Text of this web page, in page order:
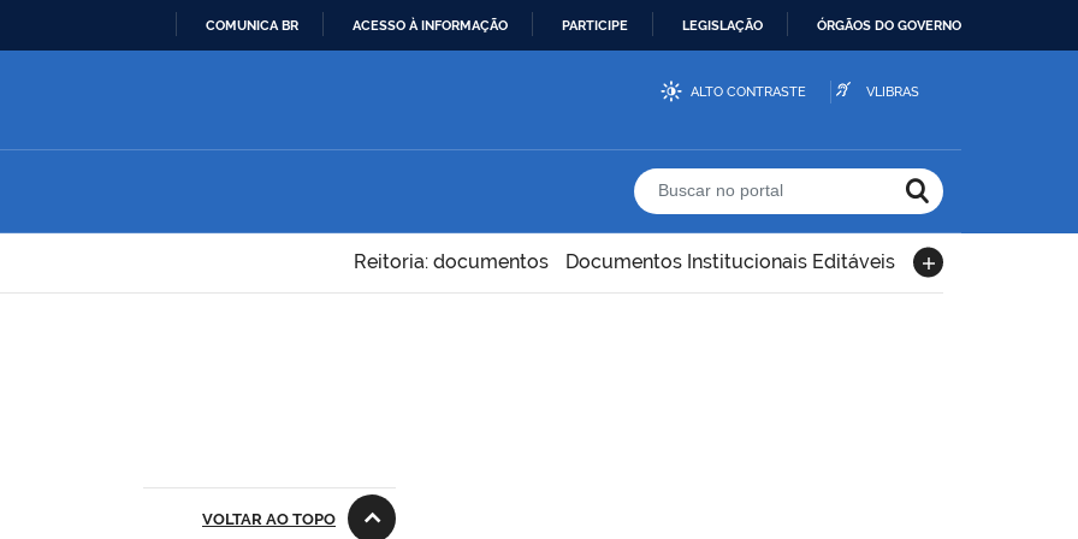
CONTEÚDO
COMUNICA BR ACESSO À INFORMAÇÃO PARTICIPE LEGISLAÇÃO ÓRGÃOS DO GOVERNO
ALTO CONTRASTE VLIBRAS
Buscar no portal
Reitoria: documentos Documentos Institucionais Editáveis
VOLTAR AO TOPO